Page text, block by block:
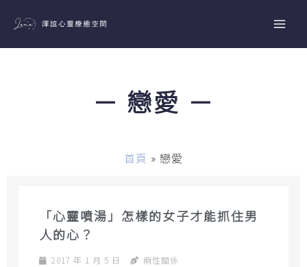
主
－ 戀愛 －
首頁 » 戀愛
「心靈噴湯」怎樣的女子才能抓住男
人的心？
2017 年 1 月 5 日 兩性關係